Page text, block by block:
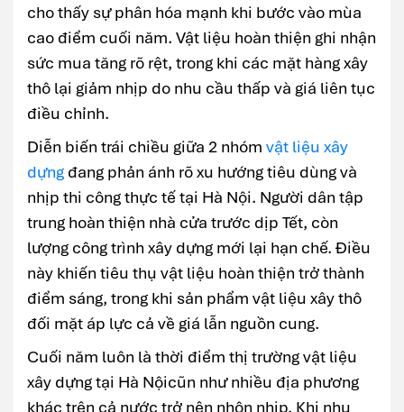
cho thấy sự phân hóa mạnh khi bước vào mùa
cao điểm cuối năm. Vật liệu hoàn thiện ghi nhận
sức mua tăng rõ rệt, trong khi các mặt hàng xây
thô lại giảm nhịp do nhu cầu thấp và giá liên tục
điều chỉnh.
Diễn biến trái chiều giữa 2 nhóm vật liệu xây
dựng đang phản ánh rõ xu hướng tiêu dùng và
nhịp thi công thực tế tại Hà Nội. Người dân tập
trung hoàn thiện nhà cửa trước dịp Tết, còn
lượng công trình xây dựng mới lại hạn chế. Điều
này khiến tiêu thụ vật liệu hoàn thiện trở thành
điểm sáng, trong khi sản phẩm vật liệu xây thô
đối mặt áp lực cả về giá lẫn nguồn cung.
Cuối năm luôn là thời điểm thị trường vật liệu
xây dựng tại Hà Nộicũn như nhiều địa phương
khác trên cả nước trở nên nhộn nhịp. Khi nhu